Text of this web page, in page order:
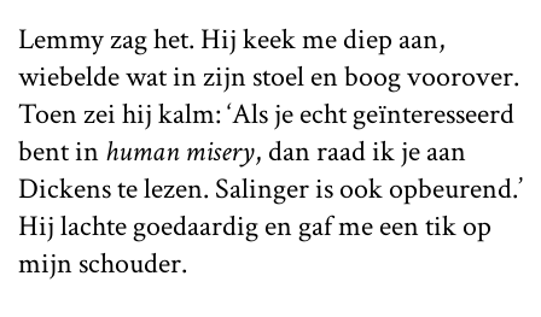
Lemmy zag het. Hij keek me diep aan,
wiebelde wat in zijn stoel en boog voorover.
Toen zei hij kalm: ‘Als je echt geïnteresseerd
bent inhuman misery, dan raad ik je aan
Dickens te lezen. Salinger is ook opbeurend.’
Hij lachte goedaardig en gaf me een tik op
mijn schouder.